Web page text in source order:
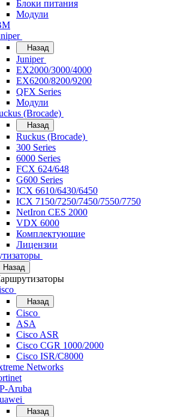
Блоки питания
Модули
Назад
Juniper
EX2000/3000/4000
EX6200/8200/9200
QFX Series
Модули
(Brocade)
Назад
Ruckus (Brocade)
300 Series
6000 Series
FCX 624/648
G600 Series
ICX 6610/6430/6450
ICX 7150/7250/7450/7550/7750
NetIron CES 2000
VDX 6000
Комплектующие
Лицензии
Назад
Назад
Cisco
ASA
Cisco ASR
Cisco CGR 1000/2000
Cisco ISR/С8000
Networks
Aruba
Назад